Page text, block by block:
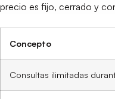
precio es fijo, cerrado y
Concepto
Consultas ilimitadas